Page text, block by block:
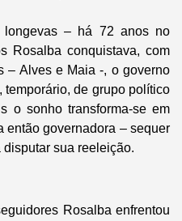
longevas – há 72 anos no
Rosalba conquistava, com
– Alves e Maia -, o governo
temporário, de grupo político
o sonho transforma-se em
então governadora – sequer
disputar sua reeleição.
Rosalba enfrentou